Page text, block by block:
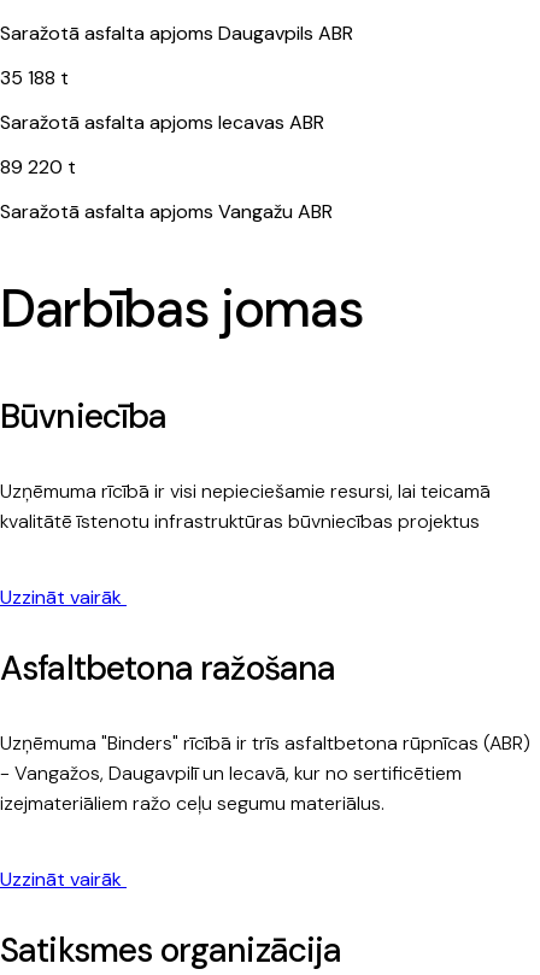
Saražotā asfalta apjoms Daugavpils ABR
35 188 t
Saražotā asfalta apjoms Iecavas ABR
89 220 t
Saražotā asfalta apjoms Vangažu ABR
Darbības jomas
Būvniecība
Uzņēmuma rīcībā ir visi nepieciešamie resursi, lai teicamā
kvalitātē īstenotu infrastruktūras būvniecības projektus
Uzzināt vairāk
Asfaltbetona ražošana
Uzņēmuma "Binders" rīcībā ir trīs asfaltbetona rūpnīcas (ABR)
- Vangažos, Daugavpilī un Iecavā, kur no sertificētiem
izejmateriāliem ražo ceļu segumu materiālus.
Uzzināt vairāk
Satiksmes organizācija